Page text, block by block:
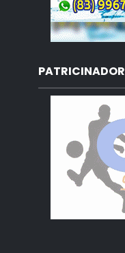
PATRICINADOR